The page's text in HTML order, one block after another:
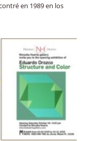
en 1989 en los